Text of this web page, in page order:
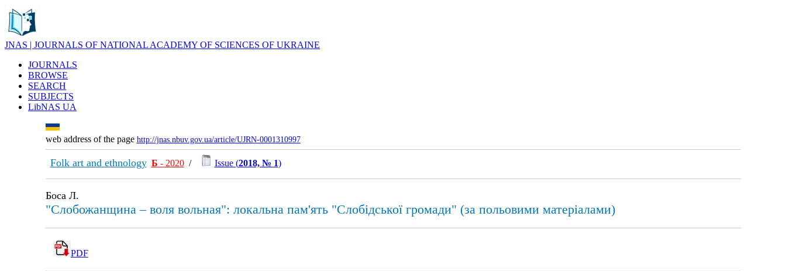
JNAS | JOURNALS OF NATIONAL ACADEMY OF SCIENCES OF UKRAINE
JOURNALS
BROWSE
SEARCH
SUBJECTS
LibNAS UA
web address of the page http://jnas.nbuv.gov.ua/article/UJRN-0001310997
Folk art and ethnology Б - 2020/ Issue (2018, № 1)
Боса Л.
"Слобожанщина – воля вольная": локальна пам'ять "Слобідської громади" (за польовими матеріалами)
PDF